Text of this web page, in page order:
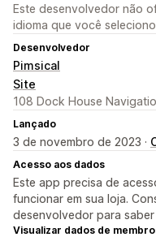
Este desenvolvedor não
idioma que você
Desenvolvedor
Pimsical
Site
108 Dock House
Lançado
3 de novembro de 2023 ·
Acesso aos dados
Este app precisa de
funcionar em sua loja.
desenvolvedor para
Visualizar dados de